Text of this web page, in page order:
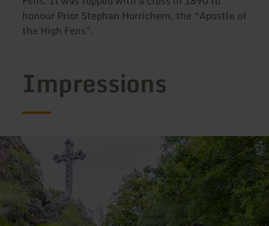
honour Prior Stephan Horrichem, the “Apostle of
the High Fens”.
Impressions